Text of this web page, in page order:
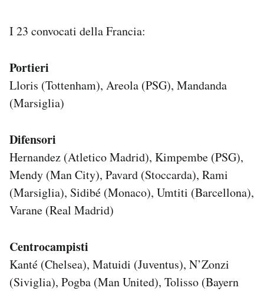
I 23 convocati della Francia:
Portieri
Lloris (Tottenham), Areola (PSG), Mandanda
(Marsiglia)
Difensori
Hernandez (Atletico Madrid), Kimpembe (PSG),
Mendy (Man City), Pavard (Stoccarda), Rami
(Marsiglia), Sidibé (Monaco), Umtiti (Barcellona),
Varane (Real Madrid)
Centrocampisti
Kanté (Chelsea), Matuidi (Juventus), N’Zonzi
(Siviglia), Pogba (Man United), Tolisso (Bayern